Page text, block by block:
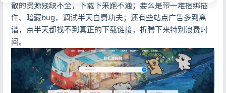
散的资源残缺不全，下载下来跑不通；要么是带一堆捆绑插
件、暗藏bug，调试半天白费功夫；还有些站点广告多到离
谱，点半天都找不到真正的下载链接，折腾下来特别浪费时
间。